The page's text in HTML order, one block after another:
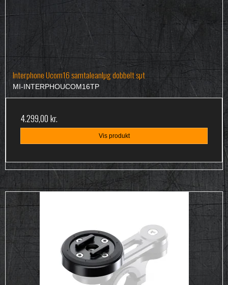
Interphone Ucom16 samtaleanlµg dobbelt sµt
MI-INTERPHOUCOM16TP
4.299,00 kr.
Vis produkt